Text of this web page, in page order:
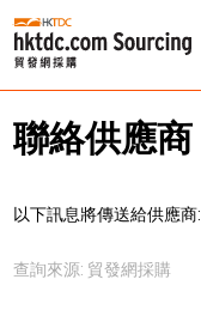
聯絡供應商
以下訊息將傳送給供應商:
查詢來源: 貿發網採購